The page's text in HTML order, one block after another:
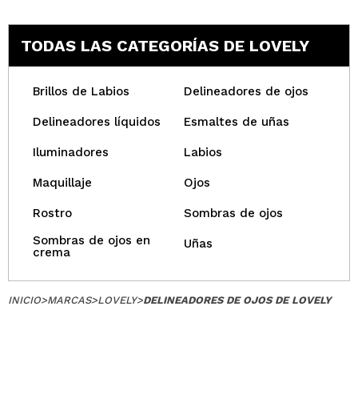
TODAS LAS CATEGORÍAS DE LOVELY
Brillos de Labios Delineadores de ojos
Delineadores líquidos Esmaltes de uñas
Iluminadores Labios
Maquillaje Ojos
Rostro
Sombras de ojos
Sombras de ojos en
crema
Uñas
INICIO>MARCAS>LOVELY>DELINEADORES DE OJOS DE LOVELY